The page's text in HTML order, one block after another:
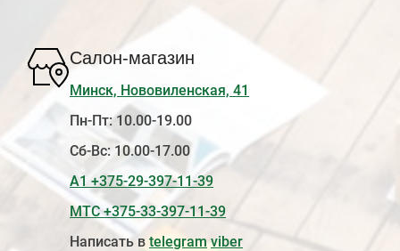
Салон-магазин
Минск, Нововиленская, 41
Пн-Пт: 10.00-19.00
Сб-Вс: 10.00-17.00
А1 +375-29-397-11-39
МТС +375-33-397-11-39
Написать в telegram viber